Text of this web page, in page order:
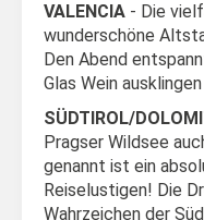
VALENCIA - Die
wunderschöne
Den Abend
Glas Wein
SÜDTIROL/
Pragser Wildsee
genannt ist ein
Reiselustigen! Die
Wahrzeichen der